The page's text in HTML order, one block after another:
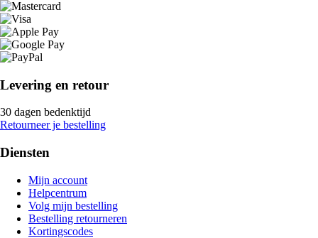
Levering en retour
30 dagen bedenktijd
Retourneer je bestelling
Diensten
Mijn account
Helpcentrum
Volg mijn bestelling
Bestelling retourneren
Kortingscodes